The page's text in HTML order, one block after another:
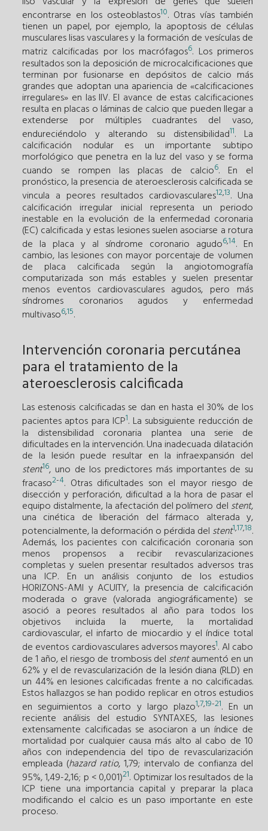
encontrarse en los osteoblastos10. Otras vías también
tienen un papel, por ejemplo, la apoptosis de células
musculares lisas vasculares y la formación de vesículas de
matriz calcificadas por los macrófagos6. Los primeros
resultados son la deposición de microcalcificaciones que
terminan por fusionarse en depósitos de calcio más
grandes que adoptan una apariencia de «calcificaciones
irregulares» en las IIV. El avance de estas calcificaciones
resulta en placas o láminas de calcio que pueden llegar a
extenderse por múltiples cuadrantes del vaso,
endureciéndolo y alterando su distensibilidad11. La
calcificación nodular es un importante subtipo
morfológico que penetra en la luz del vaso y se forma
cuando se rompen las placas de calcio6. En el
pronóstico, la presencia de ateroesclerosis calcificada se
vincula a peores resultados cardiovasculares12,13. Una
calcificación irregular inicial representa un periodo
inestable en la evolución de la enfermedad coronaria
(EC) calcificada y estas lesiones suelen asociarse a rotura
de la placa y al síndrome coronario agudo6,14. En
cambio, las lesiones con mayor porcentaje de volumen
de placa calcificada según la angiotomografía
computarizada son más estables y suelen presentar
menos eventos cardiovasculares agudos, pero más
síndromes coronarios agudos y enfermedad
multivaso6,15.
Intervención coronaria percutánea
para el tratamiento de la
ateroesclerosis calcificada
Las estenosis calcificadas se dan en hasta el 30% de los
pacientes aptos para ICP1. La subsiguiente reducción de
la distensibilidad coronaria plantea una serie de
dificultades en la intervención. Una inadecuada dilatación
de la lesión puede resultar en la infraexpansión del
stent16, uno de los predictores más importantes de su
fracaso2-4. Otras dificultades son el mayor riesgo de
disección y perforación, dificultad a la hora de pasar el
equipo distalmente, la afectación del polímero del stent,
una cinética de liberación del fármaco alterada y,
potencialmente, la deformación o pérdida del stent1,17,18.
Además, los pacientes con calcificación coronaria son
menos propensos a recibir revascularizaciones
completas y suelen presentar resultados adversos tras
una ICP. En un análisis conjunto de los estudios
HORIZONS-AMI y ACUITY, la presencia de calcificación
moderada o grave (valorada angiográficamente) se
asoció a peores resultados al año para todos los
objetivos incluida la muerte, la mortalidad
cardiovascular, el infarto de miocardio y el índice total
de eventos cardiovasculares adversos mayores1. Al cabo
de 1 año, el riesgo de trombosis del stentaumentó en un
62% y el de revascularización de la lesión diana (RLD) en
un 44% en lesiones calcificadas frente a no calcificadas.
Estos hallazgos se han podido replicar en otros estudios
en seguimientos a corto y largo plazo1,7,19-21. En un
reciente análisis del estudio SYNTAXES, las lesiones
extensamente calcificadas se asociaron a un índice de
mortalidad por cualquier causa más alto al cabo de 10
años con independencia del tipo de revascularización
empleada (hazard ratio, 1,79; intervalo de confianza del
95%, 1,49-2,16; p < 0,001)21. Optimizar los resultados de la
ICP tiene una importancia capital y preparar la placa
modificando el calcio es un paso importante en este
proceso.